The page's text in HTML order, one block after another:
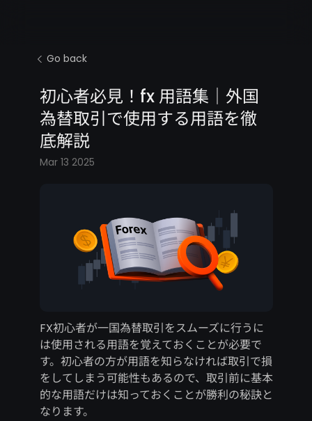
Go back
初心者必見！fx 用語集｜外国
為替取引で使用する用語を徹
底解説
Mar 13 2025
FX初心者が一国為替取引をスムーズに行うに
は使用される用語を覚えておくことが必要で
す。初心者の方が用語を知らなければ取引で損
をしてしまう可能性もあるので、取引前に基本
的な用語だけは知っておくことが勝利の秘訣と
なります。